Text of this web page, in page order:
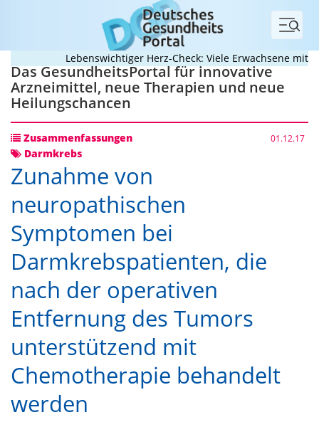
Menü
Lebenswichtiger Herz-Check: Viele Erwachsene mit
Das GesundheitsPortal für innovative
Arzneimittel, neue Therapien und neue
Heilungschancen
Zusammenfassungen 01.12.17
Darmkrebs
Zunahme von
neuropathischen
Symptomen bei
Darmkrebspatienten, die
nach der operativen
Entfernung des Tumors
unterstützend mit
Chemotherapie behandelt
werden